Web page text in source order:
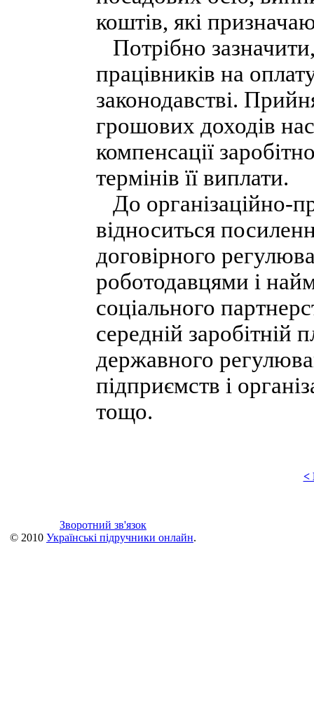
коштів, які
Потрібно
працівників на
законодавстві.
грошових доходів
компенсації
термінів її виплати.
До організаційно-
відноситься
договірного
роботодавцями і
соціального
середній заробітній
державного
підприємств і
тощо.
<
Зворотний зв'язок
© 2010 Українські підручники онлайн.